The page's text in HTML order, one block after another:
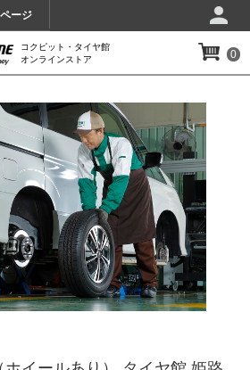
ージ
コクピット・タイヤ館
オンラインストア
0